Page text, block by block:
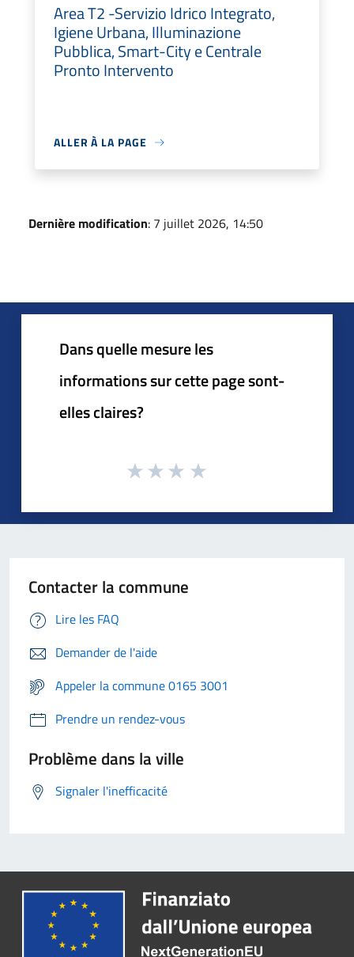
Area T2 -Servizio Idrico Integrato,
Igiene Urbana, Illuminazione
Pubblica, Smart-City e Centrale
Pronto Intervento
ALLER À LA PAGE
Dernière modification: 7 juillet 2026, 14:50
Dans quelle mesure les
informations sur cette page sont-
elles claires?
Contacter la commune
Lire les FAQ
Demander de l'aide
Appeler la commune 0165 3001
Prendre un rendez-vous
Problème dans la ville
Signaler l'inefficacité